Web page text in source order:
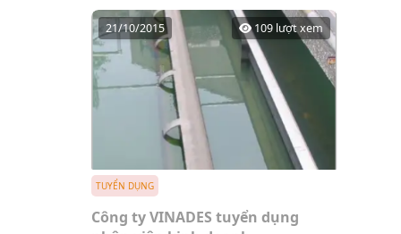
21/10/2015 109 lượt xem
TUYỂN DỤNG
Công ty VINADES tuyển dụng